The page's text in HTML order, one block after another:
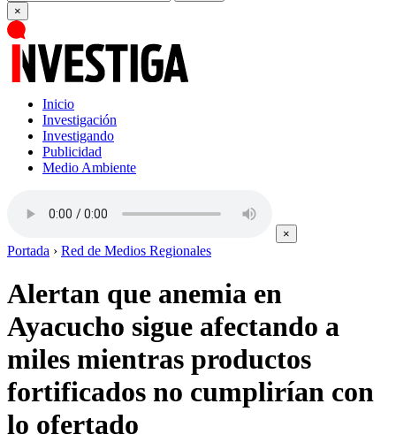
×
Inicio
Investigación
Investigando
Publicidad
Medio Ambiente
×
Portada › Red de Medios Regionales
Alertan que anemia en
Ayacucho sigue afectando a
miles mientras productos
fortificados no cumplirían con
lo ofertado